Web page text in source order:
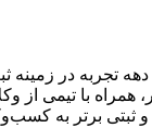
تجربه در
همراه با تیمی از
برتر به